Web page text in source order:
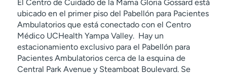
El Centro de Cuidado de la Mama Gloria Gossard está
ubicado en el primer piso del Pabellón para Pacientes
Ambulatorios que está conectado con el Centro
Médico UCHealth Yampa Valley. Hay un
estacionamiento exclusivo para el Pabellón para
Pacientes Ambulatorios cerca de la esquina de
Central Park Avenue y Steamboat Boulevard. Se